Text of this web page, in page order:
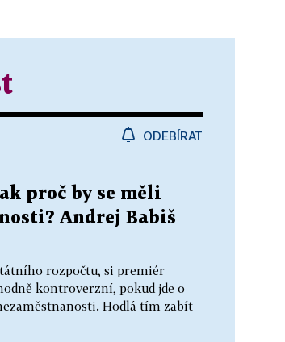
ODEBÍRAT
proč by se měli
Andrej Babiš
rozpočtu, si premiér
kontroverzní, pokud jde o
Hodlá tím zabít